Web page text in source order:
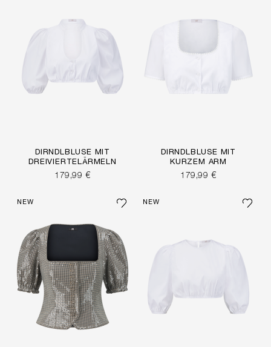
DIRNDLBLUSE MIT
DREIVIERTELÄRMELN
179,99 €
DIRNDLBLUSE MIT
KURZEM ARM
179,99 €
NEW NEW